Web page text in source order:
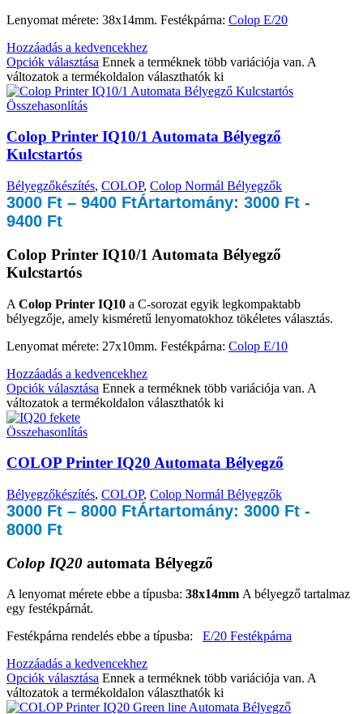
Lenyomat mérete: 38x14mm. Festékpárna: Colop E/20
Hozzáadás a kedvencekhez
Opciók választása Ennek a terméknek több variációja van. A
változatok a termékoldalon választhatók ki
Összehasonlítás
Colop Printer IQ10/1 Automata Bélyegző
Kulcstartós
Bélyegzőkészítés, COLOP, Colop Normál Bélyegzők
3000 Ft – 9400 FtÁrtartomány: 3000 Ft -
9400 Ft
Colop Printer IQ10/1 Automata Bélyegző
Kulcstartós
A Colop Printer IQ10 a C-sorozat egyik legkompaktabb
bélyegzője, amely kisméretű lenyomatokhoz tökéletes választás.
Lenyomat mérete: 27x10mm. Festékpárna: Colop E/10
Hozzáadás a kedvencekhez
Opciók választása Ennek a terméknek több variációja van. A
változatok a termékoldalon választhatók ki
Összehasonlítás
COLOP Printer IQ20 Automata Bélyegző
Bélyegzőkészítés, COLOP, Colop Normál Bélyegzők
3000 Ft – 8000 FtÁrtartomány: 3000 Ft -
8000 Ft
Colop IQ20 automata Bélyegző
A lenyomat mérete ebbe a típusba: 38x14mm A bélyegző tartalmaz
egy festékpárnát.
Festékpárna rendelés ebbe a típusba: E/20 Festékpárna
Hozzáadás a kedvencekhez
Opciók választása Ennek a terméknek több variációja van. A
változatok a termékoldalon választhatók ki